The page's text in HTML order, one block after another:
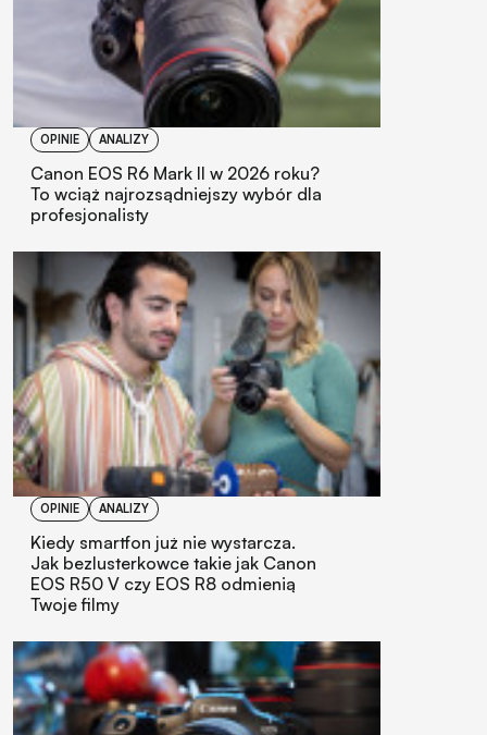
OPINIE ANALIZY
Canon EOS R6 Mark II w 2026 roku?
To wciąż najrozsądniejszy wybór dla
profesjonalisty
OPINIE ANALIZY
Kiedy smartfon już nie wystarcza.
Jak bezlusterkowce takie jak Canon
EOS R50 V czy EOS R8 odmienią
Twoje filmy